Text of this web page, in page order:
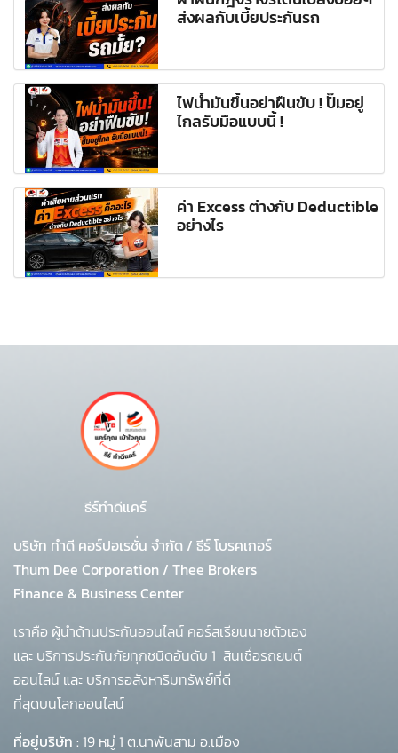
ส่งผลกับเบี้ยประกันรถ
ไฟน้ำมันขึ้นอย่าฝืนขับ ! ปั๊มอยู่
ไกลรับมือแบบนี้ !
ค่า Excess ต่างกับ Deductible
อย่างไร
ธีร์ทำดีแคร์
บริษัท ทำดี คอร์ปอเรชั่น จำกัด / ธีร์ โบรคเกอร์
Thum Dee Corporation / Thee Brokers
Finance & Business Center
เราคือ ผู้นำด้านประกันออนไลน์ คอร์สเรียนนายตัวเอง
และ บริการประกันภัยทุกชนิดอันดับ 1 สินเชื่อรถยนต์
ออนไลน์ และ บริการอสังหาริมทรัพย์ที่ดี
ที่สุดบนโลกออนไลน์
ที่อยู่บริษัท : 19 หมู่ 1 ต.นาพันสาม อ.เมือง